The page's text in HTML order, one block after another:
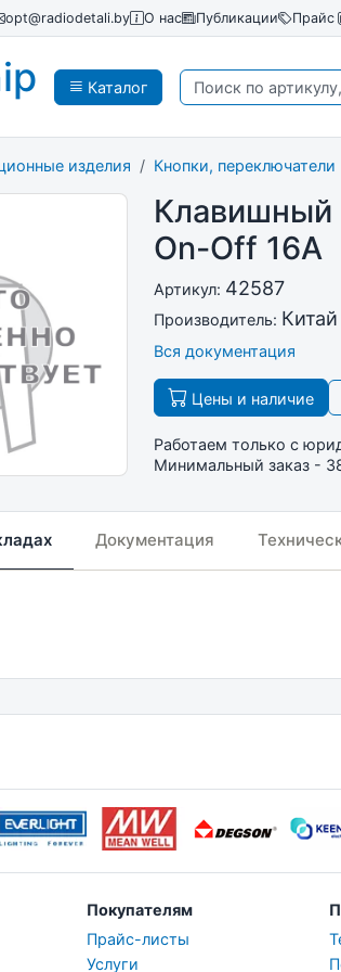
opt@radiodetali.by О нас Публикации Прайс
Каталог
изделия Кнопки, переключатели
Клавишный
On-Off 16A
Артикул: 42587
Производитель: Китай
Вся документация
Цены и наличие
Работаем только с
Минимальный заказ -
Документация
Покупателям
Прайс-листы
Услуги